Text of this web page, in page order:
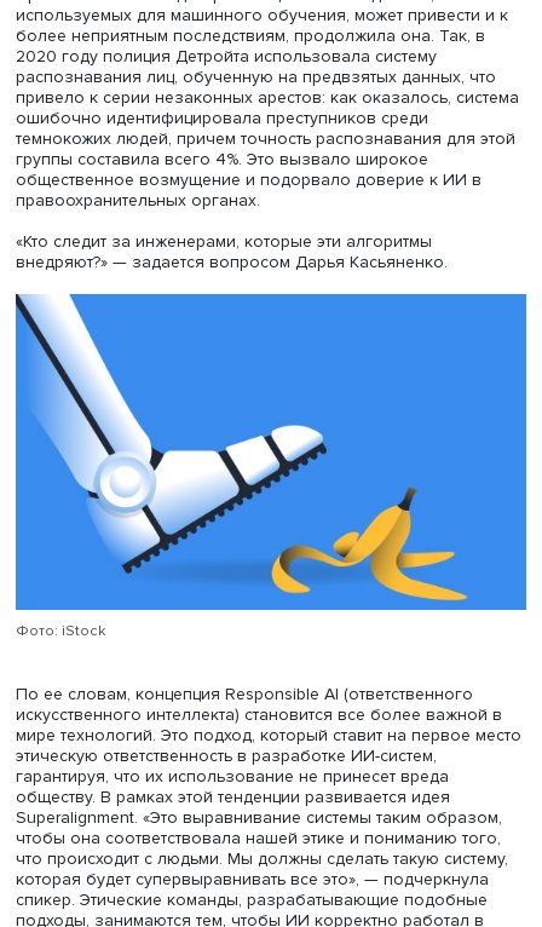
Так, в 2018 году у всех на слуху была история компании
Amazon, которая внедрила ИИ в систему отбора
компьютерный алгоритм оказался предвзятым к
женщинам, поскольку модель обучалась на
данных, в которых среди сотрудников компании явно
преобладали мужчины. «Модель предпочитала
если они не соответствовали критериям, в отличие от
которые проходили по всем параметрам», — отметила
Проблема наличия дискриминации в самих данных,
используемых для машинного обучения, может
более неприятным последствиям, продолжила она.
2020 году полиция Детройта использовала систему
распознавания лиц, обученную на предвзятых данных,
привело к серии незаконных арестов: как оказалось,
ошибочно идентифицировала преступников среди
темнокожих людей, причем точность распознавания
группы составила всего 4%. Это вызвало широкое
общественное возмущение и подорвало доверие к ИИ
правоохранительных органах.
«Кто следит за инженерами, которые эти алгоритмы
внедряют?» — задается вопросом Дарья Касьяненко.